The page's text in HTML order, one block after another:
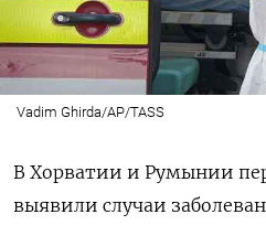
Vadim Ghirda/AP/TASS
В Хорватии и Румынии
выявили случаи